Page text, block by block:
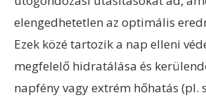
elengedhetetlen az optimális
Ezek közé tartozik a nap elleni
megfelelő hidratálása és
napfény vagy extrém hőhatás (pl.